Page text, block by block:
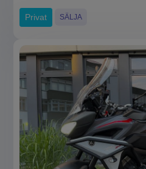
Privat SÄLJA